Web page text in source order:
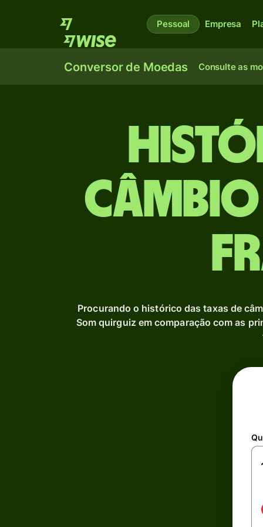
Pessoal Empresa
Conversor de Moedas Consulte as
Procurando o histórico das taxas de
Som quirguiz em comparação com as